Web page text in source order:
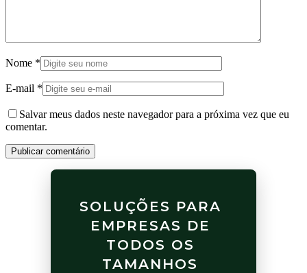
Nome *
E-mail *
Salvar meus dados neste navegador para a próxima vez que eu
comentar.
Publicar comentário
SOLUÇÕES PARA
EMPRESAS DE
TODOS OS
TAMANHOS